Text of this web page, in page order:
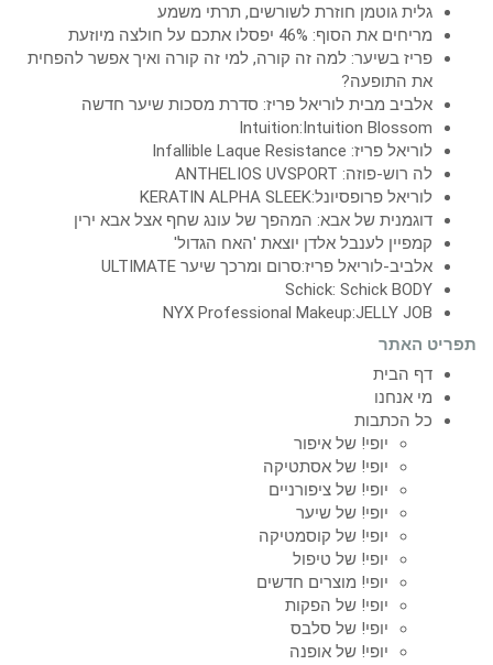
גלית גוטמן חוזרת לשורשים, תרתי משמע
מריחים את הסוף: 46% יפסלו אתכם על חולצה מיוזעת
פריז בשיער: למה זה קורה, למי זה קורה ואיך אפשר להפחית
את התופעה?
אלביב מבית לוריאל פריז: סדרת מסכות שיער חדשה
Intuition:Intuition Blossom
לוריאל פריז: Infallible Laque Resistance
לה רוש-פוזה: ANTHELIOS UVSPORT
לוריאל פרופסיונל:KERATIN ALPHA SLEEK
דוגמנית של אבא: המהפך של עונג שחף אצל אבא ירין
קמפיין לענבל אלדן יוצאת 'האח הגדול'
אלביב-לוריאל פריז:סרום ומרכך שיער ULTIMATE
Schick: Schick BODY
NYX Professional Makeup:JELLY JOB
תפריט האתר
דף הבית
מי אנחנו
כל הכתבות
יופי! של איפור
יופי! של אסתטיקה
יופי! של ציפורניים
יופי! של שיער
יופי! של קוסמטיקה
יופי! של טיפול
יופי! מוצרים חדשים
יופי! של הפקות
יופי! של סלבס
יופי! של אופנה